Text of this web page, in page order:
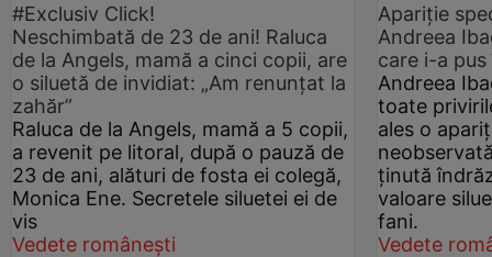
#Exclusiv Click!
Neschimbată de 23 de ani! Raluca
de la Angels, mamă a cinci copii, are
o siluetă de invidiat: „Am renunțat la
zahăr”
Raluca de la Angels, mamă a 5 copii,
a revenit pe litoral, după o pauză de
23 de ani, alături de fosta ei colegă,
Monica Ene. Secretele siluetei ei de
vis
Vedete românești
Apariție
Andreea
care i-a
Andreea
toate
ales o
ținută
valoare
fani.
Vedete